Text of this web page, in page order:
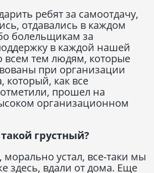
ребят за самоотдачу,
отдавались в каждом
болельщикам за
в каждой нашей
всем тем людям, которые
при организации
который, как все
прошел на
организационном
грустный?
морально устал, все-таки мы
здесь, вдали от дома. Еще